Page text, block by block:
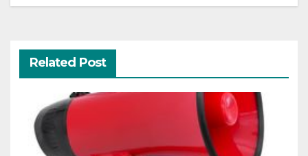
Related Post